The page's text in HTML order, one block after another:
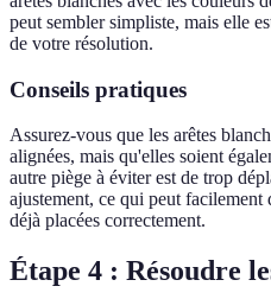
peut sembler simpliste, mais elle
de votre résolution.
Conseils pratiques
Assurez-vous que les arêtes
alignées, mais qu'elles soient
autre piège à éviter est de trop
ajustement, ce qui peut facilement
déjà placées correctement.
Étape 4 : Résoudre